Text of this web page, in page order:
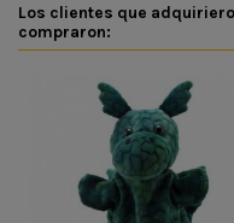
Los clientes que
compraron: